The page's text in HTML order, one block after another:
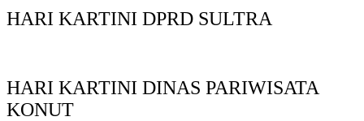
HARI KARTINI DPRD SULTRA
HARI KARTINI DINAS PARIWISATA
KONUT